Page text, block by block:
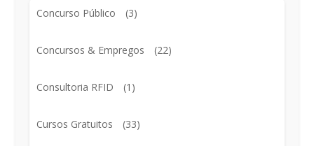
Concurso Público (3)
Concursos & Empregos (22)
Consultoria RFID (1)
Cursos Gratuitos (33)